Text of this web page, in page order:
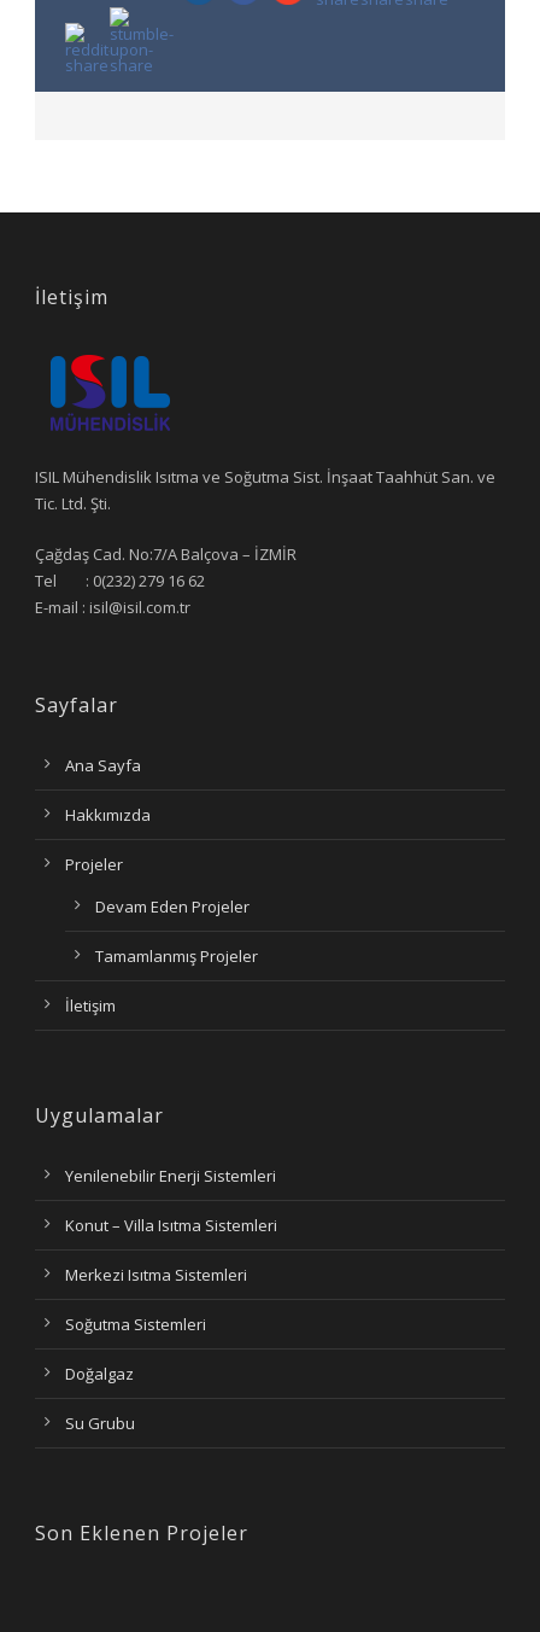
İletişim
ISIL Mühendislik Isıtma ve Soğutma Sist. İnşaat Taahhüt San. ve
Tic. Ltd. Şti.
Çağdaş Cad. No:7/A Balçova – İZMİR
Tel : 0(232) 279 16 62
E-mail : isil@isil.com.tr
Sayfalar
Ana Sayfa
Hakkımızda
Projeler
Devam Eden Projeler
Tamamlanmış Projeler
İletişim
Uygulamalar
Yenilenebilir Enerji Sistemleri
Konut – Villa Isıtma Sistemleri
Merkezi Isıtma Sistemleri
Soğutma Sistemleri
Doğalgaz
Su Grubu
Son Eklenen Projeler